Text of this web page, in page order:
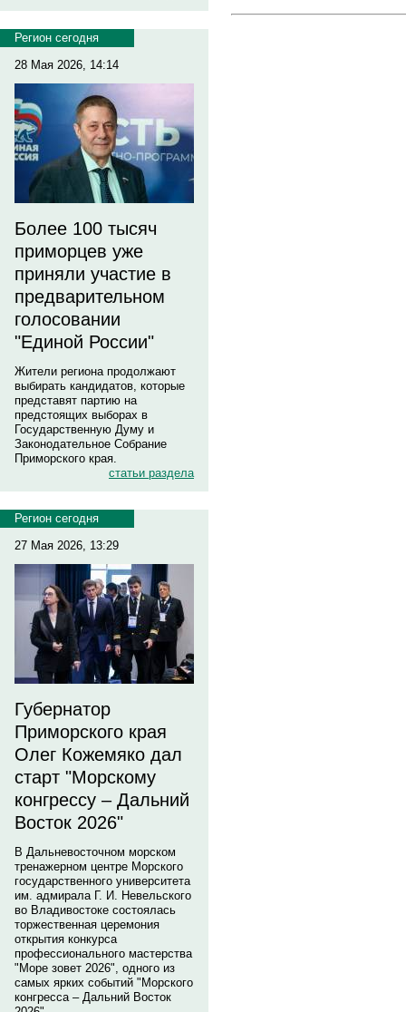
Регион сегодня
28 Мая 2026, 14:14
Более 100 тысяч
приморцев уже
приняли участие в
предварительном
голосовании
"Единой России"
Жители региона продолжают
выбирать кандидатов, которые
представят партию на
предстоящих выборах в
Государственную Думу и
Законодательное Собрание
Приморского края.
статьи раздела
Регион сегодня
27 Мая 2026, 13:29
Губернатор
Приморского края
Олег Кожемяко дал
старт "Морскому
конгрессу – Дальний
Восток 2026"
В Дальневосточном морском
тренажерном центре Морского
государственного университета
им. адмирала Г. И. Невельского
во Владивостоке состоялась
торжественная церемония
открытия конкурса
профессионального мастерства
"Море зовет 2026", одного из
самых ярких событий "Морского
конгресса – Дальний Восток